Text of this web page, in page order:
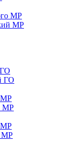
МР
МР
ГО
ГО
МР
МР
МР
МР